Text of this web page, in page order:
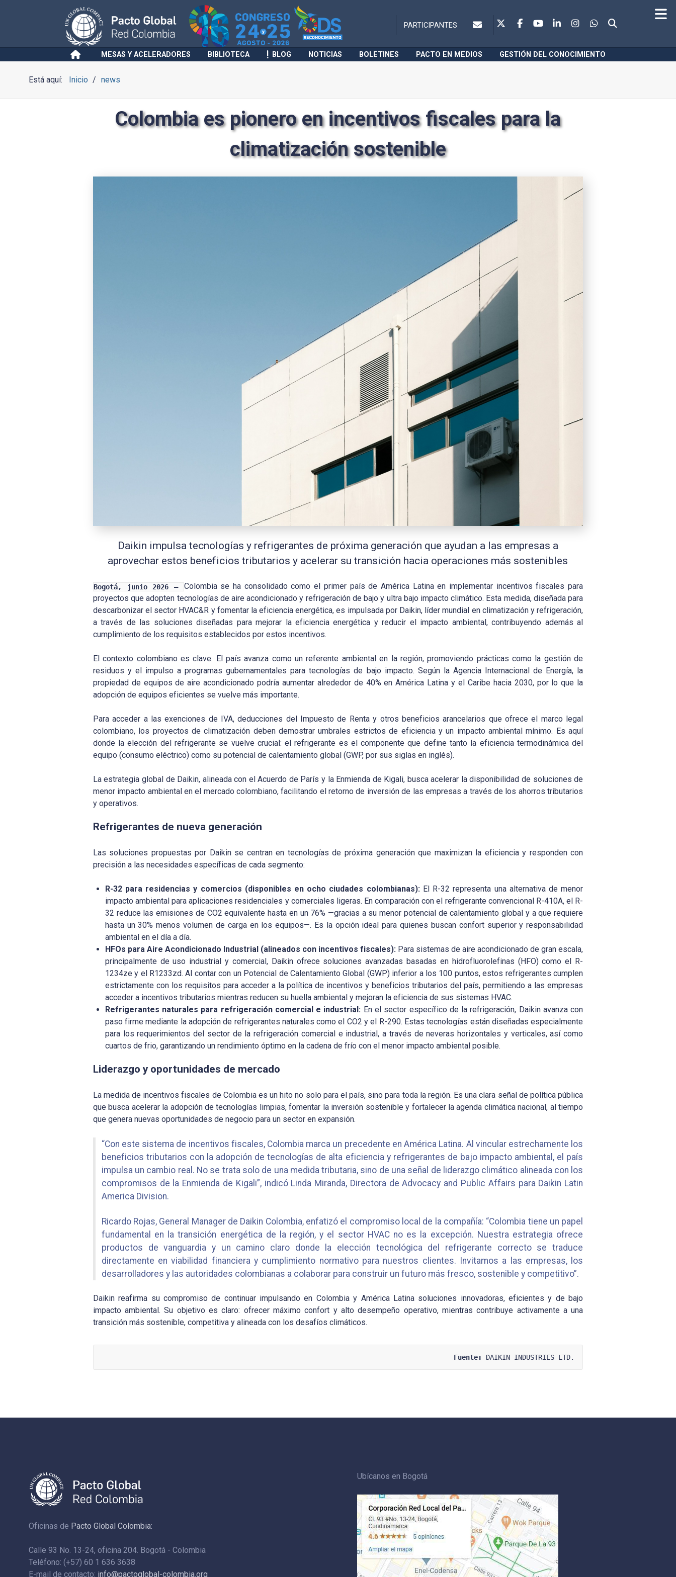
PARTICIPANTES
MESAS Y ACELERADORES BIBLIOTECA BLOG NOTICIAS BOLETINES PACTO EN MEDIOS GESTIÓN DEL CONOCIMIENTO
Está aquí: Inicio news
Colombia es pionero en incentivos fiscales para la
climatización sostenible
Daikin impulsa tecnologías y refrigerantes de próxima generación que ayudan a las empresas a
aprovechar estos beneficios tributarios y acelerar su transición hacia operaciones más sostenibles
Bogotá, junio 2026 – Colombia se ha consolidado como el primer país de América Latina en implementar incentivos fiscales para
proyectos que adopten tecnologías de aire acondicionado y refrigeración de bajo y ultra bajo impacto climático. Esta medida, diseñada para
descarbonizar el sector HVAC&R y fomentar la eficiencia energética, es impulsada por Daikin, líder mundial en climatización y refrigeración,
a través de las soluciones diseñadas para mejorar la eficiencia energética y reducir el impacto ambiental, contribuyendo además al
cumplimiento de los requisitos establecidos por estos incentivos.
El contexto colombiano es clave. El país avanza como un referente ambiental en la región, promoviendo prácticas como la gestión de
residuos y el impulso a programas gubernamentales para tecnologías de bajo impacto. Según la Agencia Internacional de Energía, la
propiedad de equipos de aire acondicionado podría aumentar alrededor de 40% en América Latina y el Caribe hacia 2030, por lo que la
adopción de equipos eficientes se vuelve más importante.
Para acceder a las exenciones de IVA, deducciones del Impuesto de Renta y otros beneficios arancelarios que ofrece el marco legal
colombiano, los proyectos de climatización deben demostrar umbrales estrictos de eficiencia y un impacto ambiental mínimo. Es aquí
donde la elección del refrigerante se vuelve crucial: el refrigerante es el componente que define tanto la eficiencia termodinámica del
equipo (consumo eléctrico) como su potencial de calentamiento global (GWP, por sus siglas en inglés).
La estrategia global de Daikin, alineada con el Acuerdo de París y la Enmienda de Kigali, busca acelerar la disponibilidad de soluciones de
menor impacto ambiental en el mercado colombiano, facilitando el retorno de inversión de las empresas a través de los ahorros tributarios
y operativos.
Refrigerantes de nueva generación
Las soluciones propuestas por Daikin se centran en tecnologías de próxima generación que maximizan la eficiencia y responden con
precisión a las necesidades específicas de cada segmento:
R-32 para residencias y comercios (disponibles en ocho ciudades colombianas):El R-32 representa una alternativa de menor
impacto ambiental para aplicaciones residenciales y comerciales ligeras. En comparación con el refrigerante convencional R-410A, el R-
32 reduce las emisiones de CO2 equivalente hasta en un 76% —gracias a su menor potencial de calentamiento global y a que requiere
hasta un 30% menos volumen de carga en los equipos—. Es la opción ideal para quienes buscan confort superior y responsabilidad
ambiental en el día a día.
HFOs para Aire Acondicionado Industrial (alineados con incentivos fiscales): Para sistemas de aire acondicionado de gran escala,
principalmente de uso industrial y comercial, Daikin ofrece soluciones avanzadas basadas en hidrofluorolefinas (HFO) como el R-
1234ze y el R1233zd. Al contar con un Potencial de Calentamiento Global (GWP) inferior a los 100 puntos, estos refrigerantes cumplen
estrictamente con los requisitos para acceder a la política de incentivos y beneficios tributarios del país, permitiendo a las empresas
acceder a incentivos tributarios mientras reducen su huella ambiental y mejoran la eficiencia de sus sistemas HVAC.
Refrigerantes naturales para refrigeración comercial e industrial: En el sector específico de la refrigeración, Daikin avanza con
paso firme mediante la adopción de refrigerantes naturales como el CO2 y el R-290. Estas tecnologías están diseñadas especialmente
para los requerimientos del sector de la refrigeración comercial e industrial, a través de neveras horizontales y verticales, así como
cuartos de frio, garantizando un rendimiento óptimo en la cadena de frío con el menor impacto ambiental posible.
Liderazgo y oportunidades de mercado
La medida de incentivos fiscales de Colombia es un hito no solo para el país, sino para toda la región. Es una clara señal de política pública
que busca acelerar la adopción de tecnologías limpias, fomentar la inversión sostenible y fortalecer la agenda climática nacional, al tiempo
que genera nuevas oportunidades de negocio para un sector en expansión.
“Con este sistema de incentivos fiscales, Colombia marca un precedente en América Latina. Al vincular estrechamente los
beneficios tributarios con la adopción de tecnologías de alta eficiencia y refrigerantes de bajo impacto ambiental, el país
impulsa un cambio real. No se trata solo de una medida tributaria, sino de una señal de liderazgo climático alineada con los
compromisos de la Enmienda de Kigali”, indicó Linda Miranda, Directora de Advocacy and Public Affairs para Daikin Latin
America Division.
Ricardo Rojas, General Manager de Daikin Colombia, enfatizó el compromiso local de la compañía: “Colombia tiene un papel
fundamental en la transición energética de la región, y el sector HVAC no es la excepción. Nuestra estrategia ofrece
productos de vanguardia y un camino claro donde la elección tecnológica del refrigerante correcto se traduce
directamente en viabilidad financiera y cumplimiento normativo para nuestros clientes. Invitamos a las empresas, los
desarrolladores y las autoridades colombianas a colaborar para construir un futuro más fresco, sostenible y competitivo”.
Daikin reafirma su compromiso de continuar impulsando en Colombia y América Latina soluciones innovadoras, eficientes y de bajo
impacto ambiental. Su objetivo es claro: ofrecer máximo confort y alto desempeño operativo, mientras contribuye activamente a una
transición más sostenible, competitiva y alineada con los desafíos climáticos.
Fuente: DAIKIN INDUSTRIES LTD.
Oficinas de Pacto Global Colombia:
Calle 93 No. 13-24, oficina 204. Bogotá - Colombia
Teléfono: (+57) 60 1 636 3638
E-mail de contacto: info@pactoglobal-colombia.org
Ubícanos en Bogotá